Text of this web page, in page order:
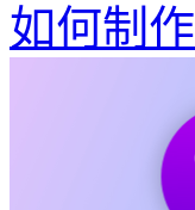
如何制